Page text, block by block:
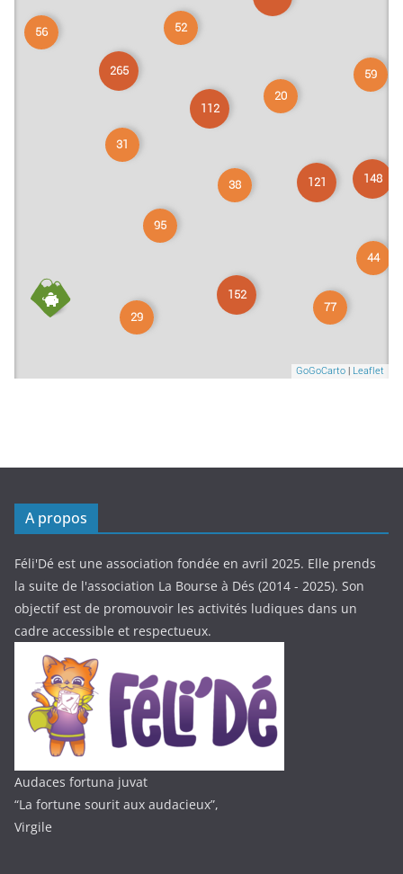
A propos
Féli'Dé est une association fondée en avril 2025. Elle prends
la suite de l'association La Bourse à Dés (2014 - 2025). Son
objectif est de promouvoir les activités ludiques dans un
cadre accessible et respectueux.
Audaces fortuna juvat
“La fortune sourit aux audacieux”,
Virgile